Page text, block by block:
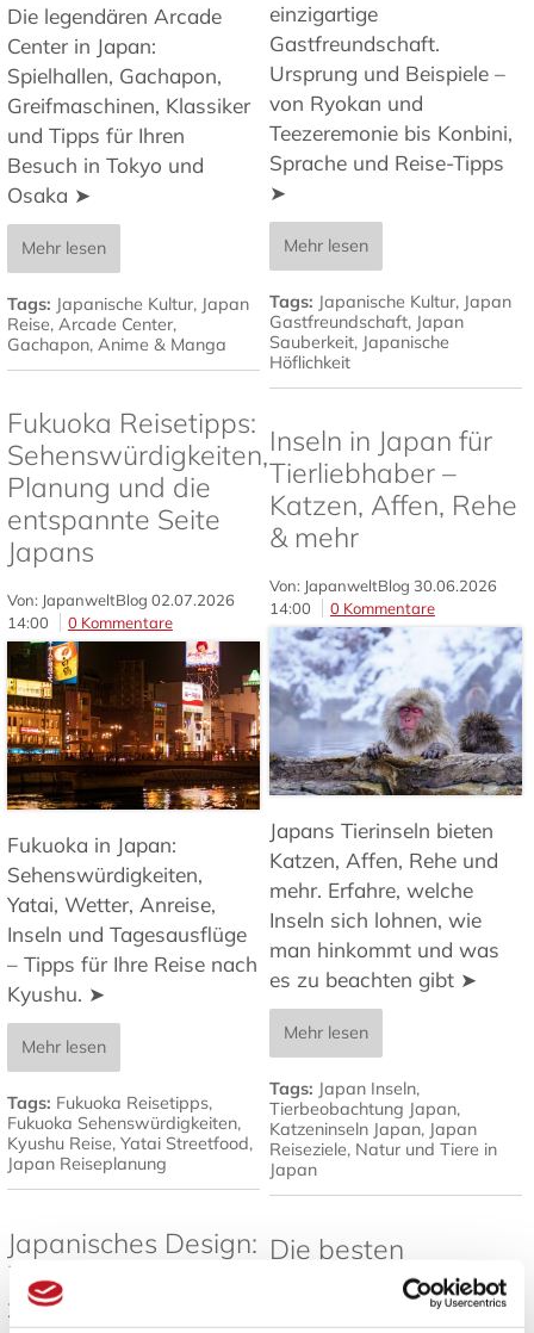
einzigartige
Gastfreundschaft.
Ursprung und Beispiele –
von Ryokan und
Teezeremonie bis Konbini,
Sprache und Reise-Tipps
➤
Mehr lesen
Tags: Japanische Kultur, Japan
Gastfreundschaft, Japan
Sauberkeit, Japanische
Höflichkeit
Die legendären Arcade
Center in Japan:
Spielhallen, Gachapon,
Greifmaschinen, Klassiker
und Tipps für Ihren
Besuch in Tokyo und
Osaka ➤
Mehr lesen
Tags: Japanische Kultur, Japan
Reise, Arcade Center,
Gachapon, Anime & Manga
Fukuoka Reisetipps:
Sehenswürdigkeiten,
Planung und die
entspannte Seite
Japans
Von: JapanweltBlog 02.07.2026
14:00
0 Kommentare
Fukuoka in Japan:
Sehenswürdigkeiten,
Yatai, Wetter, Anreise,
Inseln und Tagesausflüge
– Tipps für Ihre Reise nach
Kyushu. ➤
Mehr lesen
Tags: Fukuoka Reisetipps,
Fukuoka Sehenswürdigkeiten,
Kyushu Reise, Yatai Streetfood,
Japan Reiseplanung
Inseln in Japan für
Tierliebhaber –
Katzen, Affen, Rehe
& mehr
Von: JapanweltBlog 30.06.2026
14:00
0 Kommentare
Japans Tierinseln bieten
Katzen, Affen, Rehe und
mehr. Erfahre, welche
Inseln sich lohnen, wie
man hinkommt und was
es zu beachten gibt ➤
Mehr lesen
Tags: Japan Inseln,
Tierbeobachtung Japan,
Katzeninseln Japan, Japan
Reiseziele, Natur und Tiere in
Japan
Japanisches Design:
7 Prinzipien für
zeitlose Ästhetik
Die besten
Pflanzen für
japanische Gärten -